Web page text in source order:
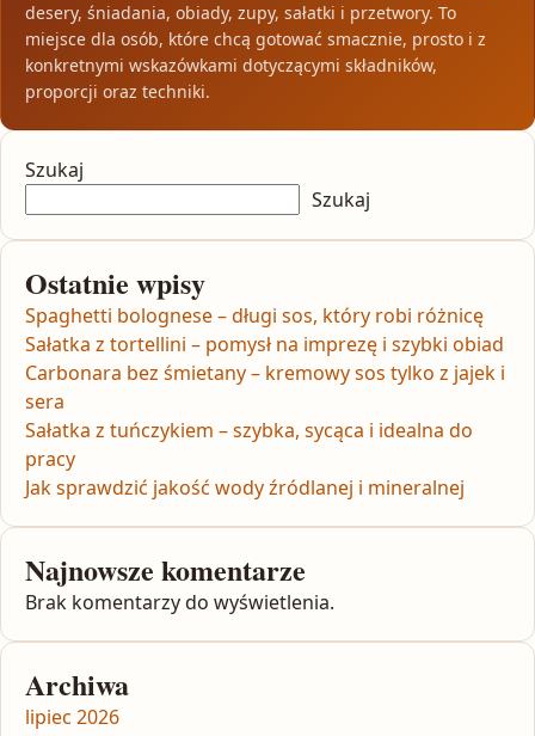
desery, śniadania, obiady, zupy, sałatki i przetwory. To
miejsce dla osób, które chcą gotować smacznie, prosto i z
konkretnymi wskazówkami dotyczącymi składników,
proporcji oraz techniki.
Szukaj
Szukaj
Ostatnie wpisy
Spaghetti bolognese – długi sos, który robi różnicę
Sałatka z tortellini – pomysł na imprezę i szybki obiad
Carbonara bez śmietany – kremowy sos tylko z jajek i
sera
Sałatka z tuńczykiem – szybka, sycąca i idealna do
pracy
Jak sprawdzić jakość wody źródlanej i mineralnej
Najnowsze komentarze
Brak komentarzy do wyświetlenia.
Archiwa
lipiec 2026